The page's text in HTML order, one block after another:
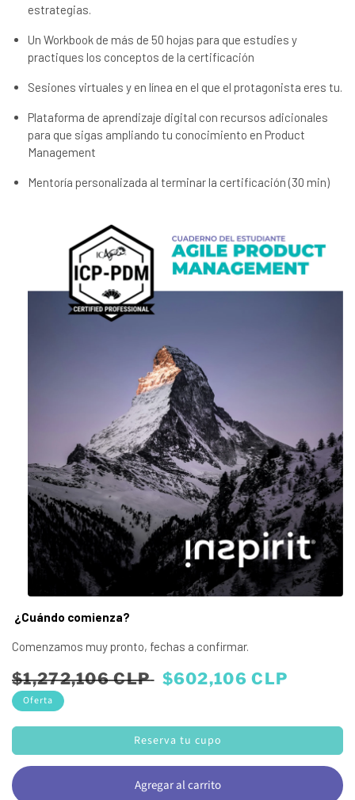
estrategias.
Un Workbook de más de 50 hojas para que estudies y
practiques los conceptos de la certificación
Sesiones virtuales y en línea en el que el protagonista eres tu.
Plataforma de aprendizaje digital con recursos adicionales
para que sigas ampliando tu conocimiento en Product
Management
Mentoría personalizada al terminar la certificación (30 min)
¿Cuándo comienza?
Comenzamos muy pronto, fechas a confirmar.
Precio
habitual
$1,272,106 CLP
Precio
$602,106 CLP
Oferta
Reserva tu cupo
Agregar al carrito